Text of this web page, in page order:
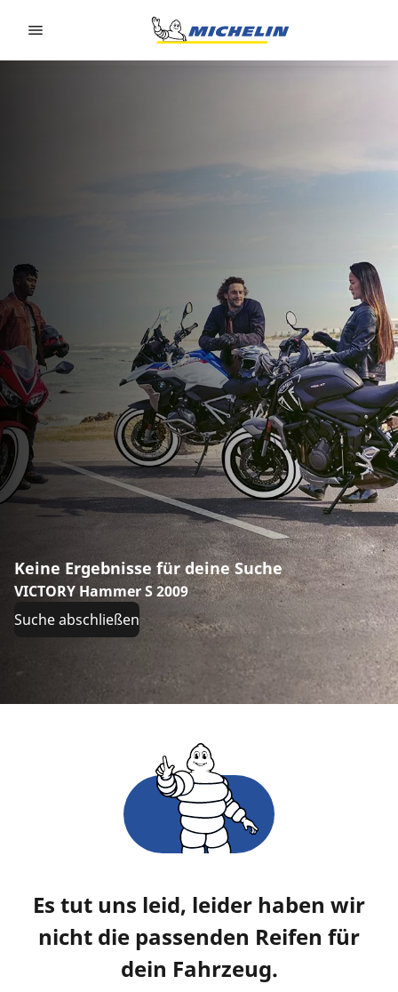
Keine Ergebnisse für deine Suche
VICTORY Hammer S 2009
Suche abschließen
Es tut uns leid, leider haben wir
nicht die passenden Reifen für
dein Fahrzeug.